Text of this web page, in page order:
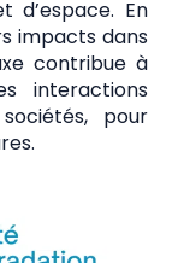
En
impacts dans
contribue à
interactions
pour